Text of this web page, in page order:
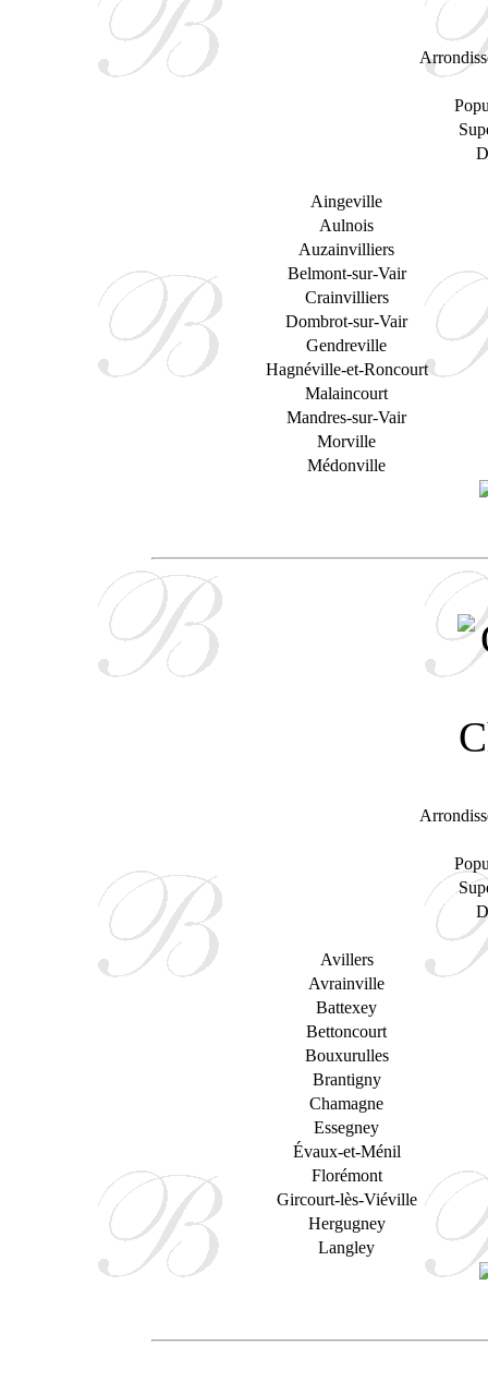
Aingeville
Aulnois
Auzainvilliers
Belmont-sur-Vair
Crainvilliers
Dombrot-sur-Vair
Gendreville
Hagnéville-et-Roncourt
Malaincourt
Mandres-sur-Vair
Morville
Médonville
Avillers
Avrainville
Battexey
Bettoncourt
Bouxurulles
Brantigny
Chamagne
Essegney
Évaux-et-Ménil
Florémont
Gircourt-lès-Viéville
Hergugney
Langley